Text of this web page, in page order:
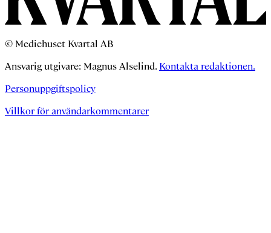
© Mediehuset Kvartal AB
Ansvarig utgivare: Magnus Alselind. Kontakta redaktionen.
Personuppgiftspolicy
Villkor för användarkommentarer